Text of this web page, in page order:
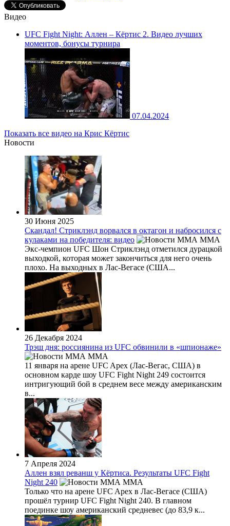
Видео
UFC Fight Night: Аллен – Кёртис 2. Видео лучших
моментов, бонусы турнира
07.04.2024
Показать все видео на Крис Кёртис
Новости
30 Июня 2025
Скандал! Стриклэнд ворвался в октагон и набросился с
кулаками на победителя: видео
MMA
Экс-чемпион UFC Шон Стриклэнд отметился дурацкой
выходкой, которая может закончиться для него очень
плохо. На выходных в Лас-Вегасе (США...
26 Декабря 2024
Трэш дня: россиянина из UFC обвинили в «шпионаже»
MMA
11 января на арене UFC Apex (Лас-Вегас, США) в
основном карде шоу UFC Fight Night 249 состоится
интригующий бой в среднем весе между американским
в...
7 Апреля 2024
Аллен взял реванш у Кёртиса. Результаты UFC Fight
Night 240
MMA
Только что на арене UFC Apex в Лас-Вегасе (США)
прошёл турнир UFC Fight Night 240. В главном
поединке шоу американский средневес (до 83,9 к...